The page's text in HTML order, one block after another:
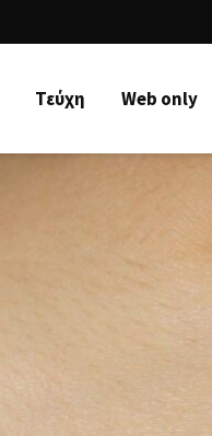
Τεύχη Web only